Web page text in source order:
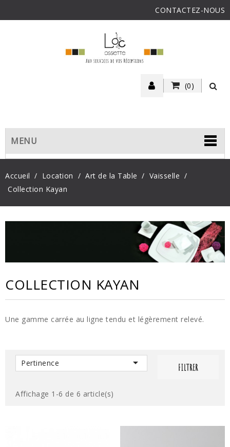
CONTACTEZ-NOUS
(0)
MENU
Accueil Location Art de la Table
Vaisselle
Collection Kayan
COLLECTION KAYAN
Une gamme carrée au ligne tendu et légèrement relevé.
Pertinence  FILTRER
Affichage 1-6 de 6 article(s)